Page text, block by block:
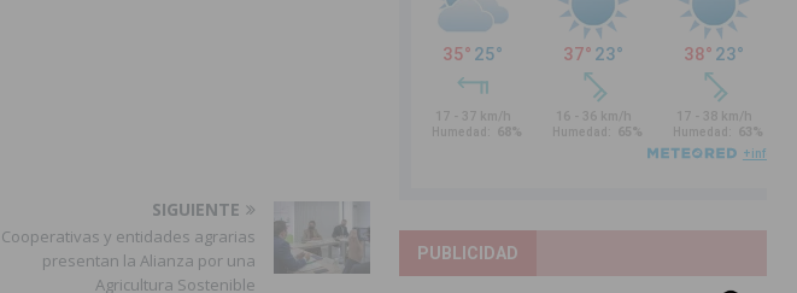
SIGUIENTE
Cooperativas y entidades agrarias
presentan la Alianza por una
Agricultura Sostenible
PUBLICIDAD